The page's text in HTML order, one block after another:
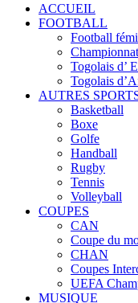
ACCUEIL
FOOTBALL
Football
Championnat
Togolais d’
Togolais
AUTRES
Basketball
Boxe
Golfe
Handball
Rugby
Tennis
Volleyball
COUPES
CAN
Coupe du
CHAN
Coupes
UEFA
MUSIQUE